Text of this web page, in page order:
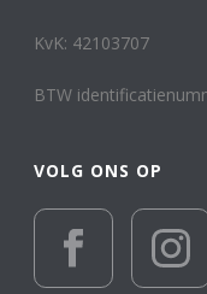
KvK: 42103707
BTW
VOLG ONS OP